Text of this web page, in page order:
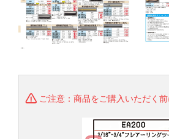
ご注意：商品をご購入いただく前